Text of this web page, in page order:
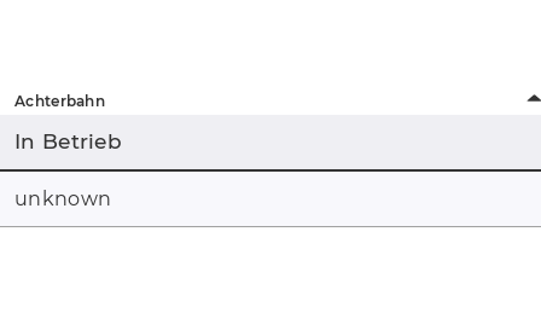
Achterbahn
In Betrieb
unknown